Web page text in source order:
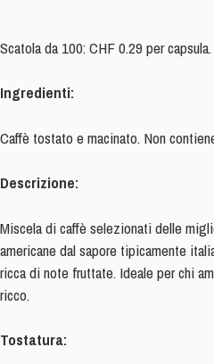
compatibile
LAVAZZA-
POINT®
Consumabile
al
quantità
Scatola da 100: CHF 0.29 per capsula.
Ingredienti:
Caffè tostato e macinato. Non
Descrizione:
Miscela di caffè selezionati delle
americane dal sapore tipicamente
ricca di note fruttate. Ideale per chi
ricco.
Tostatura: